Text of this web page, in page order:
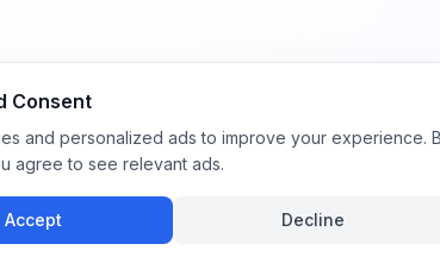
Consent
and personalized ads to improve your experience.
agree to see relevant ads.
Accept Decline